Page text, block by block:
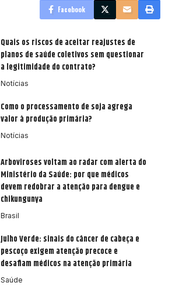
Facebook
Quais os riscos de aceitar reajustes de
planos de saúde coletivos sem questionar
a legitimidade do contrato?
Notícias
Como o processamento de soja agrega
valor à produção primária?
Notícias
Arboviroses voltam ao radar com alerta do
Ministério da Saúde: por que médicos
devem redobrar a atenção para dengue e
chikungunya
Brasil
Julho Verde: sinais do câncer de cabeça e
pescoço exigem atenção precoce e
desafiam médicos na atenção primária
Saúde